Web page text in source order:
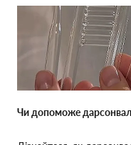
Чи допоможе